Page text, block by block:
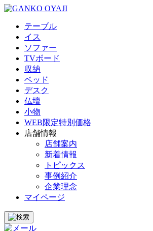
テーブル
イス
ソファー
TVボード
収納
ベッド
デスク
仏壇
小物
WEB限定特別価格
店舗情報
店舗案内
新着情報
トピックス
事例紹介
企業理念
マイページ